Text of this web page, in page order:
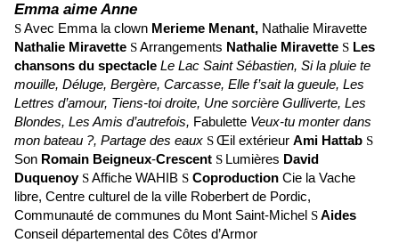
Emma aime Anne
SAvec Emma la clown Merieme Menant, Nathalie Miravette
Nathalie Miravette SArrangements Nathalie Miravette S Les
chansons du spectacle Le Lac Saint Sébastien, Si la pluie te
mouille, Déluge, Bergère, Carcasse, Elle f’sait la gueule, Les
Lettres d’amour, Tiens-toi droite, Une sorcière Gulliverte, Les
Blondes, Les Amis d’autrefois, Fabulette Veux-tu monter dans
mon bateau ?, Partage des eaux SŒil extérieur Ami Hattab S
Son Romain Beigneux-Crescent S Lumières David
Duquenoy SAffiche WAHIB S Coproduction Cie la Vache
libre, Centre culturel de la ville Roberbert de Pordic,
Communauté de communes du Mont Saint-Michel SAides
Conseil départemental des Côtes d’Armor